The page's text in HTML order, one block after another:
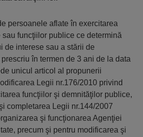
persoanele aflate în exercitarea
funcţiilor publice ce determină
de interese sau a stării de
în termen de 3 ani de la data
unicul articol al propunerii
Legii nr.176/2010 privind
funcţiilor şi demnităţilor publice,
completarea Legii nr.144/2007
şi funcţionarea Agenţiei
precum şi pentru modificarea şi